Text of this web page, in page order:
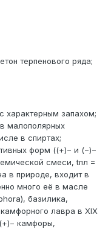
терпенового ряда;
характерным запахом;
малополярных
в спиртах;
форм ((+)− и (−)−
смеси, tпл =
в природе, входит в
много её в масле
базилика,
лавра в ХIХ
камфоры,